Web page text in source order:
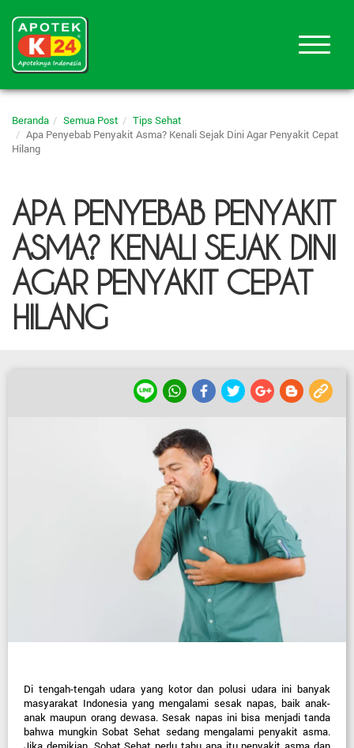
Beranda Semua Post
Tips Sehat
Apa Penyebab Penyakit Asma? Kenali Sejak Dini Agar Penyakit Cepat
Hilang
APA PENYEBAB PENYAKIT
ASMA? KENALI SEJAK DINI
AGAR PENYAKIT CEPAT
HILANG
Di tengah-tengah udara yang kotor dan polusi udara ini banyak
masyarakat Indonesia yang mengalami sesak napas, baik anak-
anak maupun orang dewasa. Sesak napas ini bisa menjadi tanda
bahwa mungkin Sobat Sehat sedang mengalami penyakit asma.